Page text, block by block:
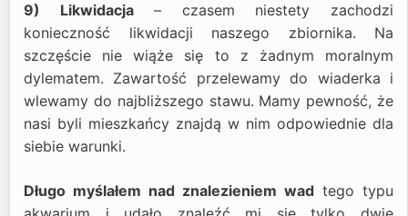
9) Likwidacja– czasem niestety zachodzi
konieczność likwidacji naszego zbiornika. Na
szczęście nie wiąże się to z żadnym moralnym
dylematem. Zawartość przelewamy do wiaderka i
wlewamy do najbliższego stawu. Mamy pewność, że
nasi byli mieszkańcy znajdą w nim odpowiednie dla
siebie warunki.
Długo myślałem nad znalezieniem wad tego typu